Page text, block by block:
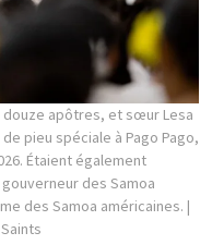
douze apôtres, et sœur Lesa
pieu spéciale à Pago Pago,
Étaient également
des Samoa
des Samoa américaines. |